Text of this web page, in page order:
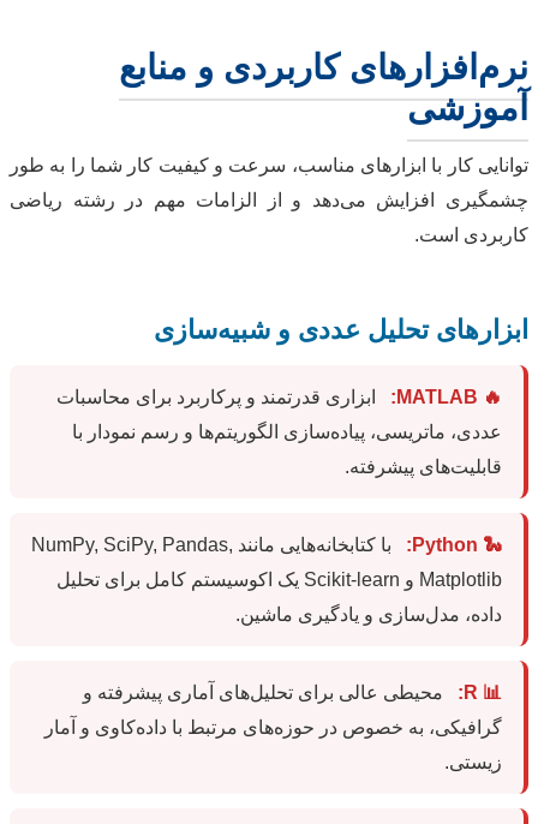
نرم‌افزارهای کاربردی و منابع
آموزشی
توانایی کار با ابزارهای مناسب، سرعت و کیفیت کار شما را به طور
چشمگیری افزایش می‌دهد و از الزامات مهم در رشته ریاضی
کاربردی است.
ابزارهای تحلیل عددی و شبیه‌سازی
🔥 MATLAB:
ابزاری قدرتمند و پرکاربرد برای محاسبات
عددی، ماتریسی، پیاده‌سازی الگوریتم‌ها و رسم نمودار با
قابلیت‌های پیشرفته.
🐍 Python:
با کتابخانه‌هایی مانند NumPy, SciPy, Pandas,
Matplotlib و Scikit-learn یک اکوسیستم کامل برای تحلیل
داده، مدل‌سازی و یادگیری ماشین.
📊 R:
محیطی عالی برای تحلیل‌های آماری پیشرفته و
گرافیکی، به خصوص در حوزه‌های مرتبط با داده‌کاوی و آمار
زیستی.